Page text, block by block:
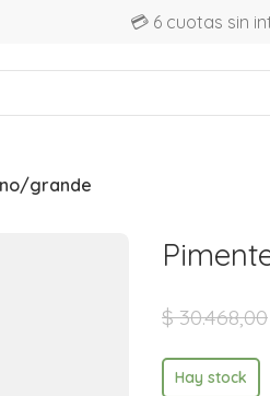
💳 6 cuotas sin
grande
$30.468,00
Hay stock